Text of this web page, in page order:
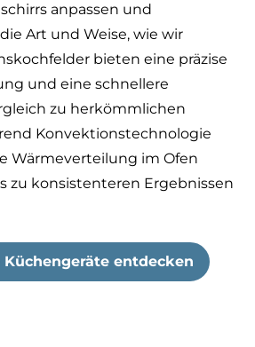
anpassen und
Art und Weise, wie wir
bieten eine präzise
und eine schnellere
zu herkömmlichen
Konvektionstechnologie
Wärmeverteilung im Ofen
zu konsistenteren Ergebnissen
entdecken